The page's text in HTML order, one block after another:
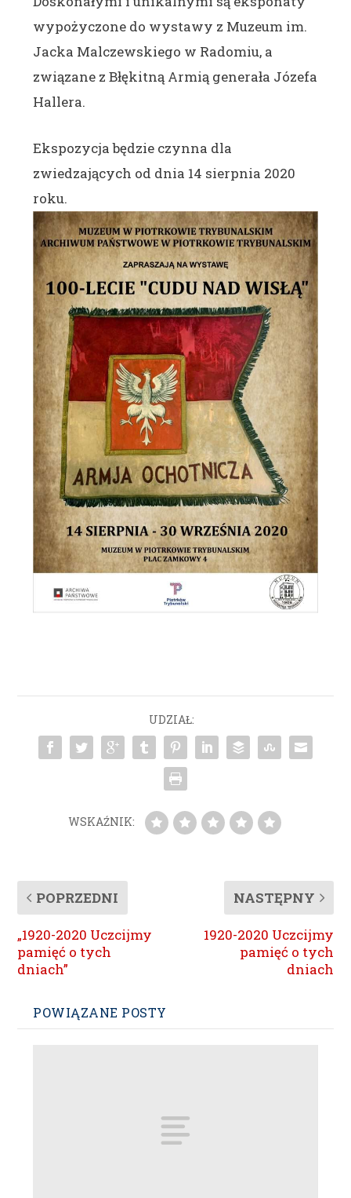
wypożyczone do wystawy z Muzeum im.
Jacka Malczewskiego w Radomiu, a
związane z Błękitną Armią generała Józefa
Hallera.
Ekspozycja będzie czynna dla
zwiedzających od dnia 14 sierpnia 2020
roku.
UDZIAŁ:
WSKAŹNIK:
POPRZEDNI
„1920-2020 Uczcijmy
pamięć o tych
dniach”
NASTĘPNY
1920-2020 Uczcijmy
pamięć o tych
dniach
POWIĄZANE POSTY